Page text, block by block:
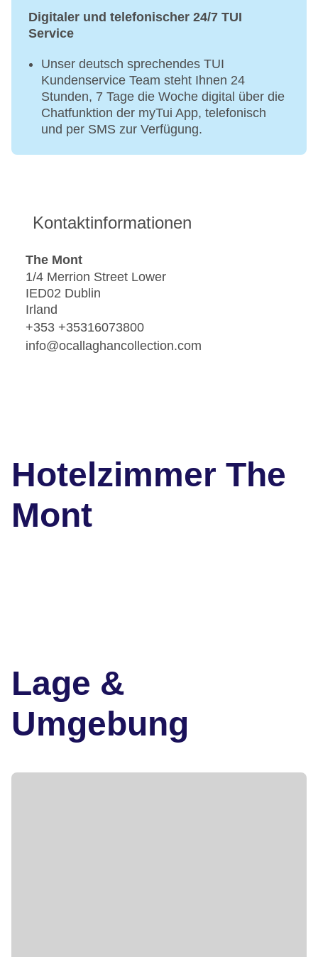
Digitaler und telefonischer 24/7 TUI
Service
Unser deutsch sprechendes TUI
Kundenservice Team steht Ihnen 24
Stunden, 7 Tage die Woche digital über die
Chatfunktion der myTui App, telefonisch
und per SMS zur Verfügung.
Kontaktinformationen
The Mont
1/4 Merrion Street Lower
IED02 Dublin
Irland
+353 +35316073800
info@ocallaghancollection.com
Hotelzimmer The
Mont
Lage &
Umgebung